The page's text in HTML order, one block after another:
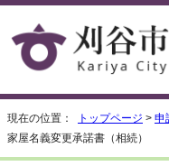
現在の位置： トップページ > 申
家屋名義変更承諾書（相続）